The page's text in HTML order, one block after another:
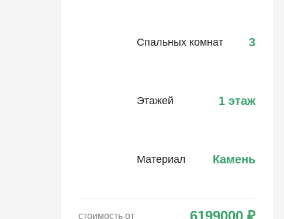
Спальных комнат 3
Этажей 1 этаж
Материал Камень
стоимость от 6199000 ₽